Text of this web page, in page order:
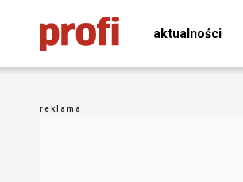
aktualności